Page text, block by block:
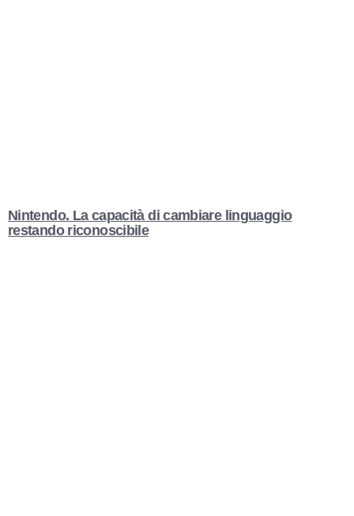
Nintendo. La capacità di cambiare linguaggio
restando riconoscibile